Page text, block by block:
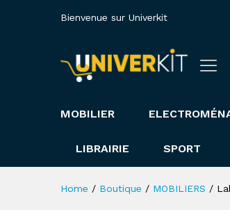
Bienvenue sur Univerkit
MOBILIER
LIBRAIRIE SPORT
Home / Boutique / MOBILIERS /